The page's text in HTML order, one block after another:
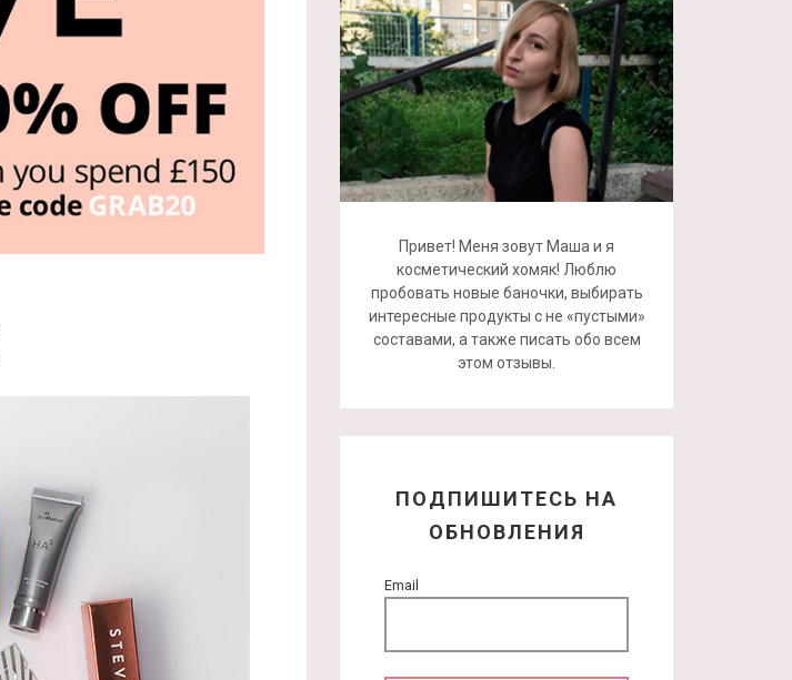
Привет! Меня зовут Маша и я
косметический хомяк! Люблю
пробовать новые баночки, выбирать
интересные продукты с не «пустыми»
составами, а также писать обо всем
этом отзывы.
ПОДПИШИТЕСЬ НА
ОБНОВЛЕНИЯ
Email